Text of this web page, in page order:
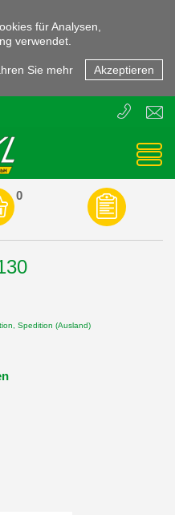
für Analysen,
verwendet.
Sie mehr Akzeptieren
E
T
3855
0
Spedition (Ausland)